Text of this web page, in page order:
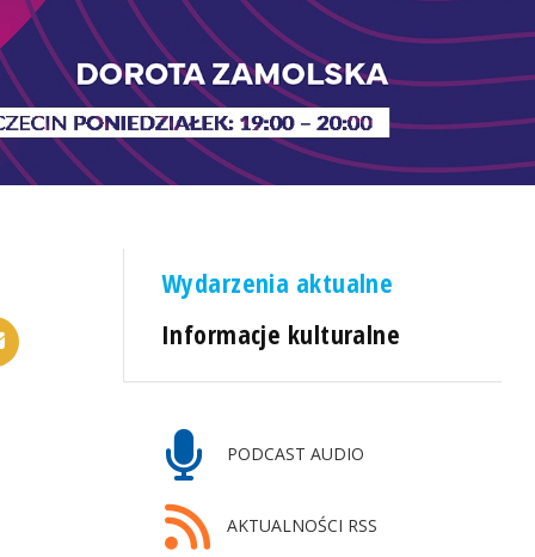
Wydarzenia aktualne
Informacje kulturalne
PODCAST AUDIO
AKTUALNOŚCI RSS